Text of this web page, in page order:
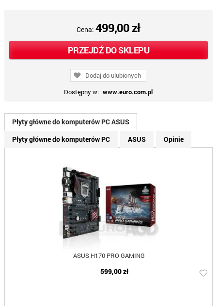
Cena:499,00 zł
PRZEJDŹ DO SKLEPU
Dodaj do ulubionych
Dostępny w: www.euro.com.pl
Płyty główne do komputerów PC ASUS
Płyty główne do komputerów PC
ASUS Opinie
ASUS H170 PRO GAMING
599,00 zł